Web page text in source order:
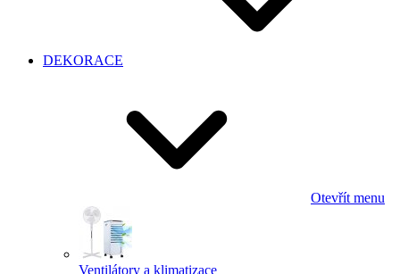
DEKORACE
Otevřít menu
Ventilátory a klimatizace